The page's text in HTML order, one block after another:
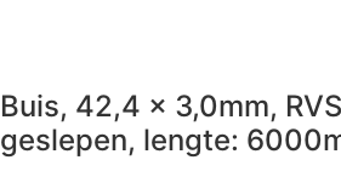
Buis, 42,4 x 3,0mm,
geslepen, lengte: